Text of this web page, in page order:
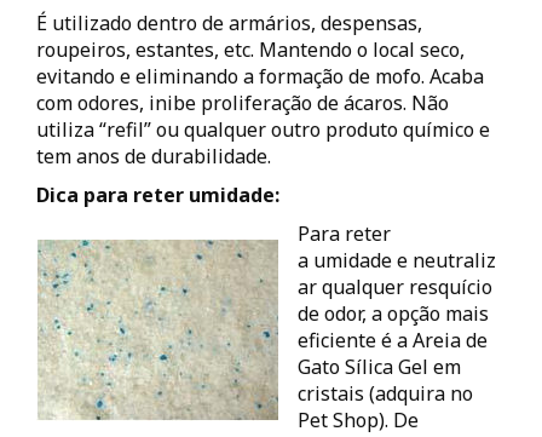
É utilizado dentro de armários, despensas,
roupeiros, estantes, etc. Mantendo o local seco,
evitando e eliminando a formação de mofo. Acaba
com odores, inibe proliferação de ácaros. Não
utiliza “refil” ou qualquer outro produto químico e
tem anos de durabilidade.
Dica para reter umidade:
Para reter
a umidade e neutraliz
ar qualquer resquício
de odor, a opção mais
eficiente é a Areia de
Gato Sílica Gel em
cristais (adquira no
Pet Shop). De